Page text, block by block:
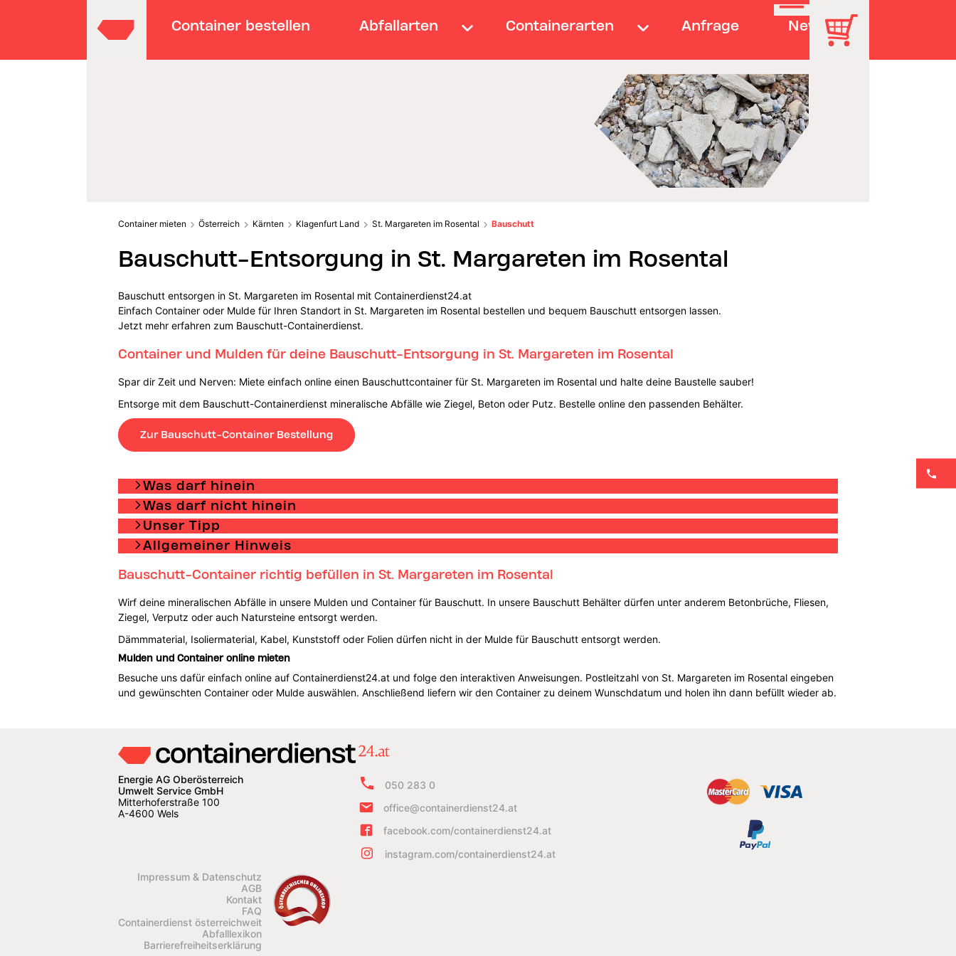
Container bestellen Abfallarten Containerarten Anfrage News
Container mieten Österreich Kärnten Klagenfurt Land St. Margareten im Rosental Bauschutt
Bauschutt-Entsorgung in St. Margareten im Rosental
Bauschutt entsorgen in St. Margareten im Rosental mit Containerdienst24.at
Einfach Container oder Mulde für Ihren Standort in St. Margareten im Rosental bestellen und bequem Bauschutt entsorgen lassen.
Jetzt mehr erfahren zum Bauschutt-Containerdienst.
Container und Mulden für deine Bauschutt-Entsorgung in St. Margareten im Rosental
Spar dir Zeit und Nerven: Miete einfach online einen Bauschuttcontainer für St. Margareten im Rosental und halte deine Baustelle sauber!
Entsorge mit dem Bauschutt-Containerdienst mineralische Abfälle wie Ziegel, Beton oder Putz. Bestelle online den passenden Behälter.
Zur Bauschutt-Container Bestellung
Was darf hinein
Was darf nicht hinein
Unser Tipp
Allgemeiner Hinweis
Bauschutt-Container richtig befüllen in St. Margareten im Rosental
Wirf deine mineralischen Abfälle in unsere Mulden und Container für Bauschutt. In unsere Bauschutt Behälter dürfen unter anderem Betonbrüche, Fliesen,
Ziegel, Verputz oder auch Natursteine entsorgt werden.
Dämmmaterial, Isoliermaterial, Kabel, Kunststoff oder Folien dürfen nicht in der Mulde für Bauschutt entsorgt werden.
Mulden und Container online mieten
Besuche uns dafür einfach online auf Containerdienst24.at und folge den interaktiven Anweisungen. Postleitzahl von St. Margareten im Rosental eingeben
und gewünschten Container oder Mulde auswählen. Anschließend liefern wir den Container zu deinem Wunschdatum und holen ihn dann befüllt wieder ab.
Energie AG Oberösterreich
Umwelt Service GmbH
Mitterhoferstraße 100
A-4600 Wels
050 283 0
office@containerdienst24.at
facebook.com/containerdienst24.at
instagram.com/containerdienst24.at
Impressum & Datenschutz
AGB
Kontakt
FAQ
Containerdienst österreichweit
Abfalllexikon
Barrierefreiheitserklärung